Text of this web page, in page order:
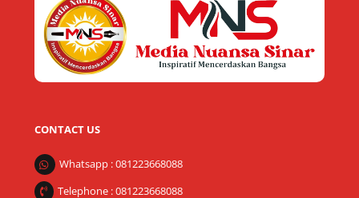
Top
CONTACT US
Whatsapp : 081223668088
Telephone : 081223668088